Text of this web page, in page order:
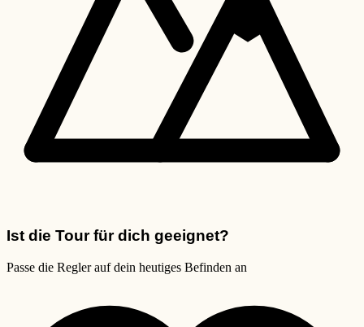
Ist die Tour für dich geeignet?
Passe die Regler auf dein heutiges Befinden an